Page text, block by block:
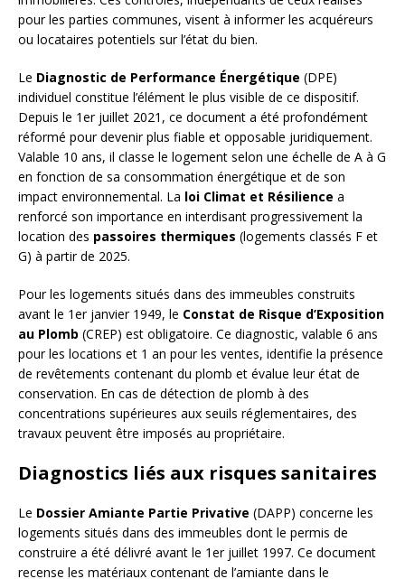
pour les parties communes, visent à informer les acquéreurs
ou locataires potentiels sur l’état du bien.
Le Diagnostic de Performance Énergétique (DPE)
individuel constitue l’élément le plus visible de ce dispositif.
Depuis le 1er juillet 2021, ce document a été profondément
réformé pour devenir plus fiable et opposable juridiquement.
Valable 10 ans, il classe le logement selon une échelle de A à G
en fonction de sa consommation énergétique et de son
impact environnemental. La loi Climat et Résilience a
renforcé son importance en interdisant progressivement la
location des passoires thermiques (logements classés F et
G) à partir de 2025.
Pour les logements situés dans des immeubles construits
avant le 1er janvier 1949, le Constat de Risque d’Exposition
au Plomb (CREP) est obligatoire. Ce diagnostic, valable 6 ans
pour les locations et 1 an pour les ventes, identifie la présence
de revêtements contenant du plomb et évalue leur état de
conservation. En cas de détection de plomb à des
concentrations supérieures aux seuils réglementaires, des
travaux peuvent être imposés au propriétaire.
Diagnostics liés aux risques sanitaires
Le Dossier Amiante Partie Privative (DAPP) concerne les
logements situés dans des immeubles dont le permis de
construire a été délivré avant le 1er juillet 1997. Ce document
recense les matériaux contenant de l’amiante dans le